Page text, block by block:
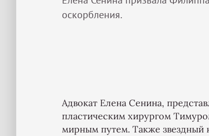
оскорбления.
Адвокат Елена Сенина,
пластическим хирургом
мирным путем. Также звездный